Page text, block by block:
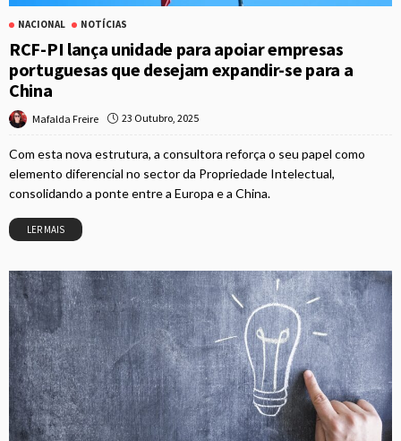
NACIONAL NOTÍCIAS
RCF-PI lança unidade para apoiar empresas
portuguesas que desejam expandir-se para a
China
Mafalda Freire 23 Outubro, 2025
Com esta nova estrutura, a consultora reforça o seu papel como
elemento diferencial no sector da Propriedade Intelectual,
consolidando a ponte entre a Europa e a China.
LER MAIS